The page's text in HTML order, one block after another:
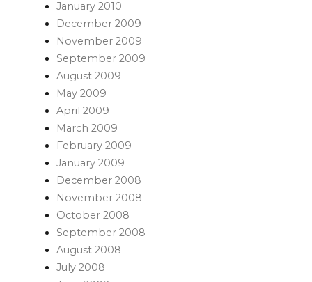
January 2010
December 2009
November 2009
September 2009
August 2009
May 2009
April 2009
March 2009
February 2009
January 2009
December 2008
November 2008
October 2008
September 2008
August 2008
July 2008